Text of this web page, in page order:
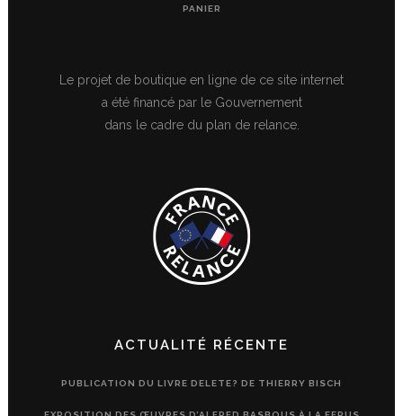
PANIER
Le projet de boutique en ligne de ce site internet
a été financé par le Gouvernement
dans le cadre du plan de relance.
ACTUALITÉ RÉCENTE
PUBLICATION DU LIVRE DELETE? DE THIERRY BISCH